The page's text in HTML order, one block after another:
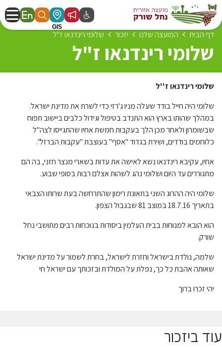
דף הבית המועצה שלנו יזכור שלומי רינדנאו ז"ל
שלומי רינדנאו ז"ל
שלומי רינדנאו ז''ל
שלומי היה חייל בודד שעלה מניו ג'רזי כדי לשרת את מדינת ישראל.
במהלך שהותו בארץ הוא התנדב בטיפול וגידול כלבים ביישוב תפוח
שבשומרון ולאחר מכן הלך בעקבות חמשת אחיו שהתגייסו לצה"ל
כלוחמים בודדים, ושירת בגדוד "אסף" בעוצבת "עקבות הברזל".
אחיו, עקיבא רינדנאו נשא לאישה את עדות בשארי מנצר חזני, בה הם
מתגוררים עד היום ושלומי נהג לשהות אצלם רבות בסופי שבוע.
שלומי היה ההרוג השני בתאונת רימון שהתרחשה בעת שרותו הצבאי
בתאריך 18.7.16 במוצב 81 שבגבול הצפון.
הוא הובא למנוחות בבית העלמין ביסודות בנוכחות רבים מתושבי נחל
שורק.
שלמה, נולדת בישראל וחזרת לישראל, בחרת לשמור על מדינת ישראל
שאותה אהבת כל כך, נפלת על המולדת ובזכותך עם ישראל חי
יהי זכרו ברוך
עוד ביזכור